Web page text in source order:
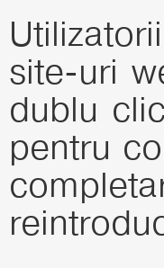
site-uri
dublu
pentru